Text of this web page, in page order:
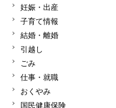
妊娠・出産
子育て情報
結婚・離婚
引越し
ごみ
仕事・就職
おくやみ
国民健康保険